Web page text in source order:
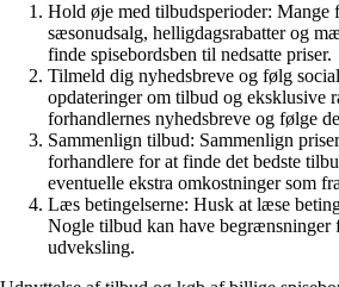
Hold øje med tilbudsperioder: Mange
sæsonudsalg, helligdagsrabatter og
finde spisebordsben til nedsatte priser.
Tilmeld dig nyhedsbreve og følg
opdateringer om tilbud og eksklusive
forhandlernes nyhedsbreve og følge
Sammenlign tilbud: Sammenlign
forhandlere for at finde det bedste
eventuelle ekstra omkostninger som
Læs betingelserne: Husk at læse
Nogle tilbud kan have begrænsninger
udveksling.